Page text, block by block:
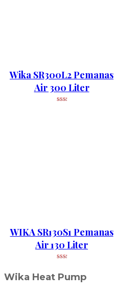
Wika SR300L2 Pemanas
Air 300 Liter
WIKA SR130S1 Pemanas
Air 130 Liter
Wika Heat Pump